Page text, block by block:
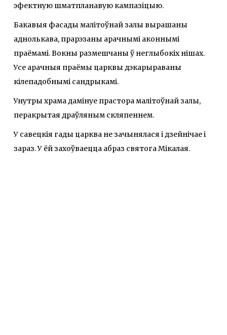
эфектную шматпланавую кампазіцыю.
Бакавыя фасады малітоўнай залы вырашаны
аднолькава, прарэзаны арачнымі аконнымі
праёмамі. Вокны размешчаны ў неглыбокіх нішах.
Усе арачныя праёмы царквы дэкарыраваны
кілепадобнымі сандрыкамі.
Унутры храма дамінуе прастора малітоўнай залы,
перакрытая драўляным скляпеннем.
У савецкія гады царква не зачынялася і дзейнічае і
зараз. У ёй захоўваецца абраз святога Мікалая.